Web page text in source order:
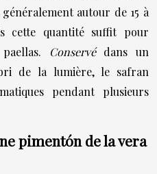
autour de 15 à
cette quantité suffit pour
Conservé dans un
de la lumière, le safran
pendant plusieurs
pimentón de la vera